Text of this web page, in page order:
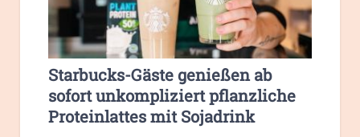
Starbucks-Gäste genießen ab
sofort unkompliziert pflanzliche
Proteinlattes mit Sojadrink